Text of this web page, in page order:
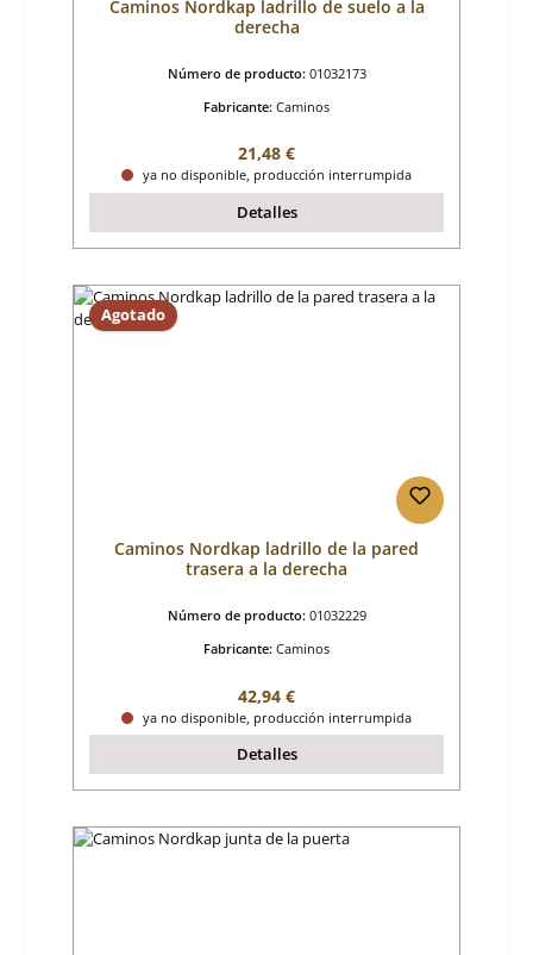
Caminos Nordkap ladrillo de suelo a la
derecha
Número de producto: 01032173
Fabricante: Caminos
Precio normal:
21,48 €
ya no disponible, producción interrumpida
Detalles
Agotado
Caminos Nordkap ladrillo de la pared
trasera a la derecha
Número de producto: 01032229
Fabricante: Caminos
Precio normal:
42,94 €
ya no disponible, producción interrumpida
Detalles